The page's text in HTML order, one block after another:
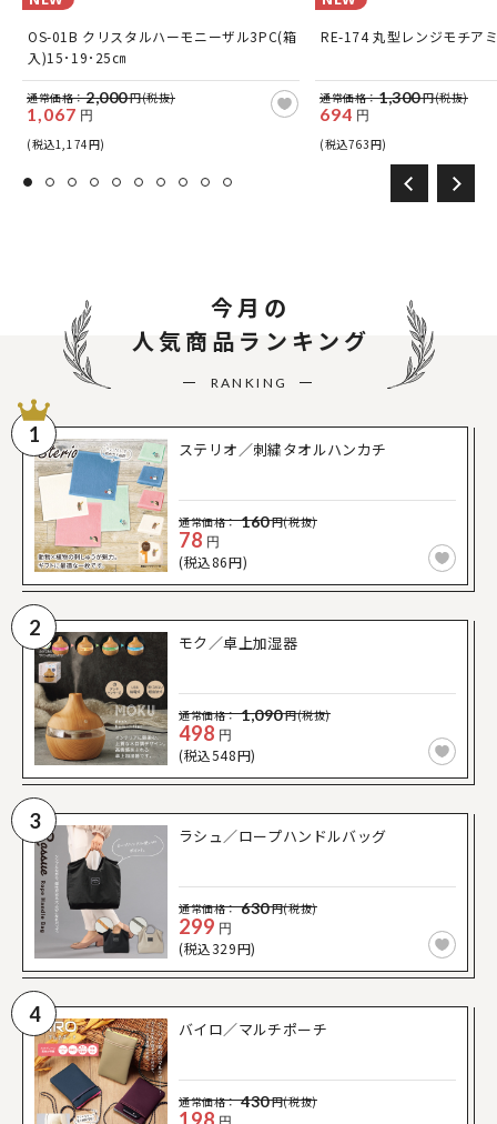
OS-01B クリスタルハーモニーザル3PC(箱
入)15･19･25㎝
通常価格：2,000円(税抜)
1,067 円
(税込1,174円)
RE-174 丸型レンジモチア
通常価格：1,300円(税抜)
694 円
(税込763円)
今月の
人気商品ランキング
RANKING
1
ステリオ／刺繍タオルハンカチ
通常価格： 160円(税抜)
78 円
(税込86円)
2
モク／卓上加湿器
通常価格： 1,090円(税抜)
498 円
(税込548円)
3
ラシュ／ロープハンドルバッグ
通常価格： 630円(税抜)
299 円
(税込329円)
4
バイロ／マルチポーチ
通常価格： 430円(税抜)